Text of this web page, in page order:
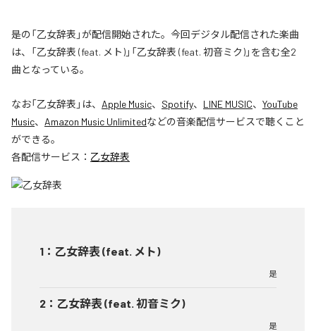
是の「乙女辞表」が配信開始された。今回デジタル配信された楽曲
は、「乙女辞表 (feat. メト)」「乙女辞表 (feat. 初音ミク)」を含む全2
曲となっている。
なお「乙女辞表 」は、 Apple Music、 Spotify、 LINE MUSIC、 YouTube
Music、 Amazon Music Unlimitedなどの音楽配信サービスで聴くこと
ができる。
各配信サービス： 乙女辞表
1 ： 乙女辞表 (feat. メト)
是
2 ： 乙女辞表 (feat. 初音ミク)
是